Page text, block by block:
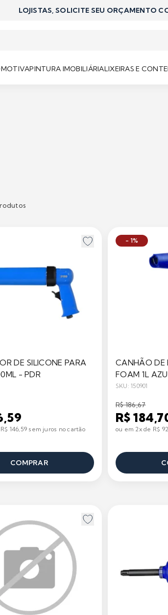
LOJISTAS, SOLICITE SEU ORÇAMENTO
PINTURA IMOBILIÁRIALIXEIRAS E
DE SILICONE PARA
- PDR
146,59 sem juros no cartão
COMPRAR
- 1%
CANHÃO DE
FOAM 1L
SKU: 150901
R$ 186,67
R$
ou em 2x de R$